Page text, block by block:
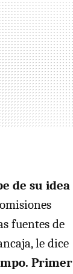
de su idea
fuentes de
le dice
Primer